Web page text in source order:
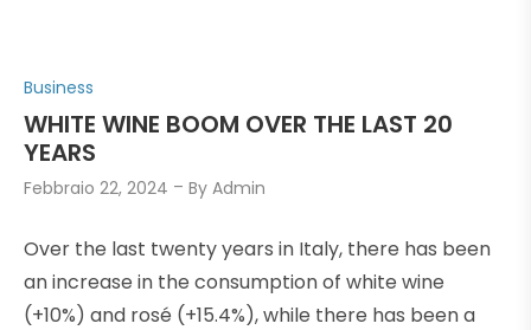
P
o
s
t
n
Business
WHITE WINE BOOM OVER THE LAST 20
YEARS
Febbraio 22, 2024 ByAdmin
Over the last twenty years in Italy, there has been
an increase in the consumption of white wine
(+10%) and rosé (+15.4%), while there has been a